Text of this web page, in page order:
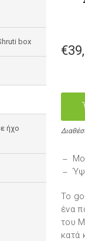
box
ήχο
To
ένα
του
κατά